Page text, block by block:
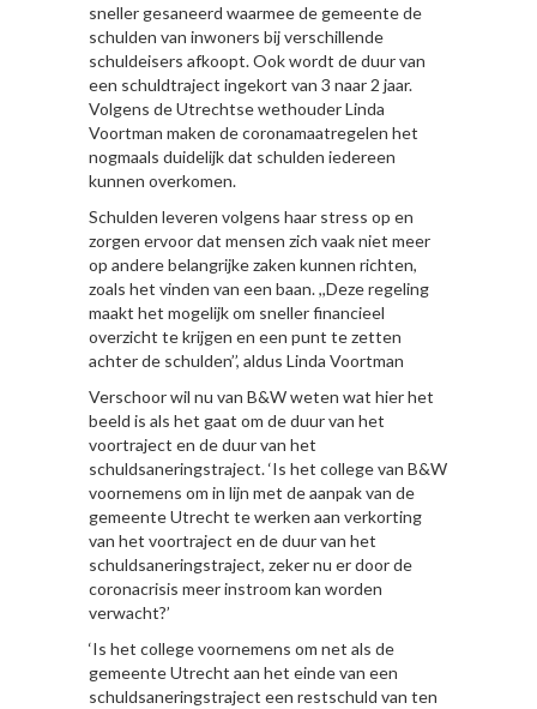
sneller gesaneerd waarmee de gemeente de
schulden van inwoners bij verschillende
schuldeisers afkoopt. Ook wordt de duur van
een schuldtraject ingekort van 3 naar 2 jaar.
Volgens de Utrechtse wethouder Linda
Voortman maken de coronamaatregelen het
nogmaals duidelijk dat schulden iedereen
kunnen overkomen.
Schulden leveren volgens haar stress op en
zorgen ervoor dat mensen zich vaak niet meer
op andere belangrijke zaken kunnen richten,
zoals het vinden van een baan. ,,Deze regeling
maakt het mogelijk om sneller financieel
overzicht te krijgen en een punt te zetten
achter de schulden’’, aldus Linda Voortman
Verschoor wil nu van B&W weten wat hier het
beeld is als het gaat om de duur van het
voortraject en de duur van het
schuldsaneringstraject. ‘Is het college van B&W
voornemens om in lijn met de aanpak van de
gemeente Utrecht te werken aan verkorting
van het voortraject en de duur van het
schuldsaneringstraject, zeker nu er door de
coronacrisis meer instroom kan worden
verwacht?’
‘Is het college voornemens om net als de
gemeente Utrecht aan het einde van een
schuldsaneringstraject een restschuld van ten